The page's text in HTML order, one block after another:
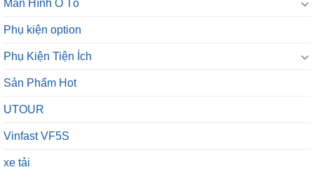
Màn Hình Ô Tô
Phụ kiện option
Phụ Kiện Tiện Ích
Sản Phẩm Hot
UTOUR
Vinfast VF5S
xe tải